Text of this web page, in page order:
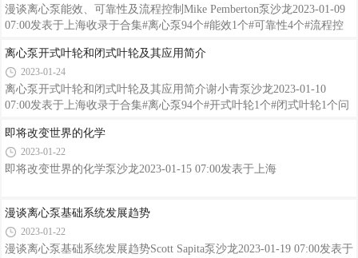
础，如果泵是容积式的，尤其是往复式泵，则要求的基础质量更大。此
外，建议和规范侧重于确保底座正确地灌浆。任何底座的目的都是提供
确的
漫谈离心泵能效、可靠性及流程控制Mike Pemberton泵沙龙2023-01-09
07:00发表于上海收录于合集#离心泵94个#能效1个#可靠性4个#流程控
《美国工业电机系统市场机会评估》的报告，内容涉及电机效率技术的
使用。该报告按细分市场对能源使用和节约潜力进行了深入分析。在大
多数行业中，该报告将离心泵作为一个群体确定为最大的电机能源消耗
者。此外，在工厂的所有旋转（设备）资产中，流程泵具有最高整体电
且泵是
离心泵开式叶轮和闭式叶轮及其应用简介
2023-01-24
离心泵开式叶轮和闭式叶轮及其应用简介谢小青泵沙龙2023-01-10
07:00发表于上海收录于合集#离心泵94个#开式叶轮1个#闭式叶轮1个问
心泵的重要部件，它（们）用于增加由离心泵泵送流体的压力和速度。
离心泵叶轮是具有弯曲形状的旋转叶片。叶片通过以圆周运行的高速旋
转，为泵送的流体增加压力和速度。这会产生一个旋转的螺旋流动，该
半开式叶
即将改变世界的化学
2023-01-22
即将改变世界的化学泵沙龙2023-01-15 07:00发表于上海
漫谈离心泵基础系统发展趋势
2023-01-22
漫谈离心泵基础系统发展趋势Scott Sapita泵沙龙2023-01-19 07:00发表于